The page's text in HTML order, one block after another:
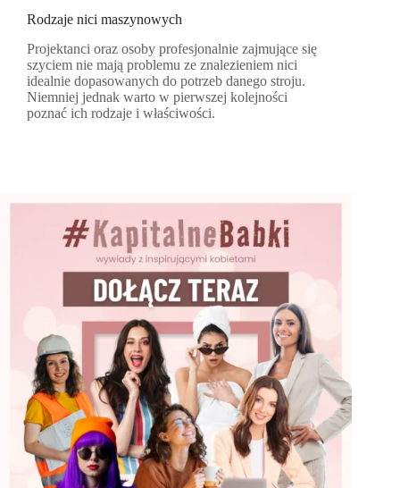
Rodzaje nici maszynowych
Projektanci oraz osoby profesjonalnie zajmujące się
szyciem nie mają problemu ze znalezieniem nici
idealnie dopasowanych do potrzeb danego stroju.
Niemniej jednak warto w pierwszej kolejności
poznać ich rodzaje i właściwości.